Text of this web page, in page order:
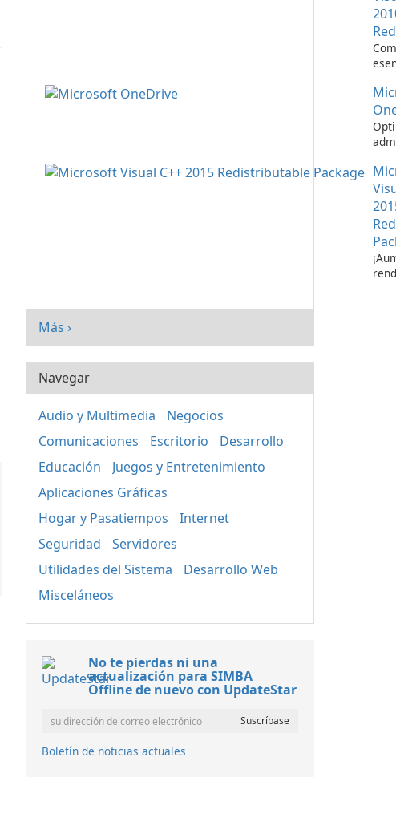
Más ›
Navegar
Audio y Multimedia
Negocios
Comunicaciones
Escritorio
Desarrollo
Educación
Juegos y Entretenimiento
Aplicaciones Gráficas
Hogar y Pasatiempos
Internet
Seguridad
Servidores
Utilidades del Sistema
Desarrollo Web
Misceláneos
No te pierdas ni una
actualización para SIMBA
Offline de nuevo con UpdateStar
Boletín de noticias actuales